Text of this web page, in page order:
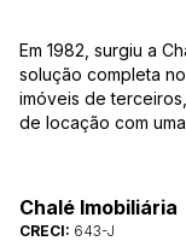
Em 1982, surgiu a
solução completa
imóveis de
de locação com
Arte Imóveis. E
Valores.
Chalé Imobiliária
CRECI: 643-J